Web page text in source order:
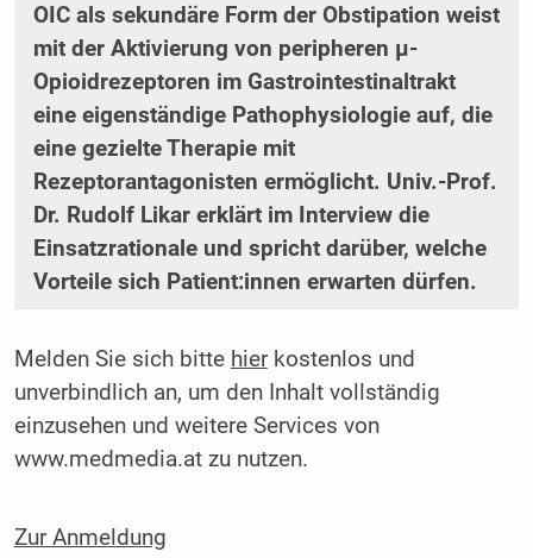
OIC als sekundäre Form der Obstipation weist
mit der Aktivierung von peripheren µ-
Opioidrezeptoren im Gastrointestinaltrakt
eine eigenständige Pathophysiologie auf, die
eine gezielte Therapie mit
Rezeptorantagonisten ermöglicht. Univ.-Prof.
Dr. Rudolf Likar erklärt im Interview die
Einsatzrationale und spricht darüber, welche
Vorteile sich Patient:innen erwarten dürfen.
Melden Sie sich bitte hierkostenlos und
unverbindlich an, um den Inhalt vollständig
einzusehen und weitere Services von
www.medmedia.at zu nutzen.
Zur Anmeldung